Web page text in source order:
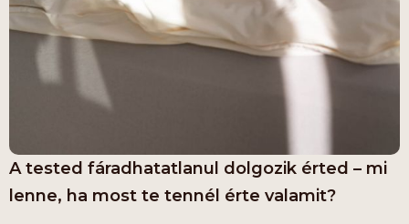
A tested fáradhatatlanul dolgozik érted – mi
lenne, ha most te tennél érte valamit?